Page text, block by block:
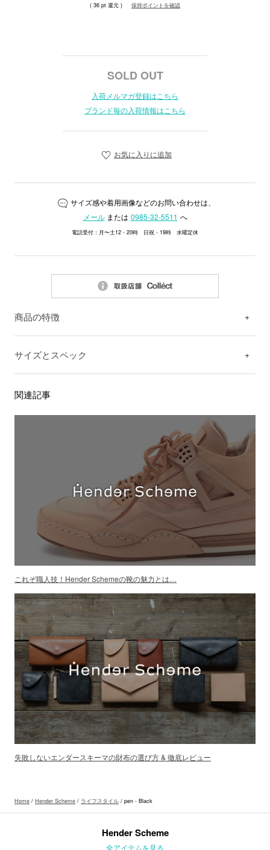
( 36 pt 還元 ) 保持ポイントを確認
SOLD OUT
入荷メルマガ登録はこちら
ブランド毎の入荷情報はこちら
お気に入りに追加
サイズ感や着用画像などのお問い合わせは、
メールまたは 0985-32-5511 へ
電話受付：月〜土12 - 20時 日祝 - 19時 水曜定休
商品の特徴
サイズとスペック
関連記事
これぞ職人技！Hender Schemeの靴の魅力とは…
失敗しないエンダースキーマの財布の選び方 & 徹底レビュー
Home / Hender Scheme / ライフスタイル / pen - Black
Hender Scheme
全アイテムを見る